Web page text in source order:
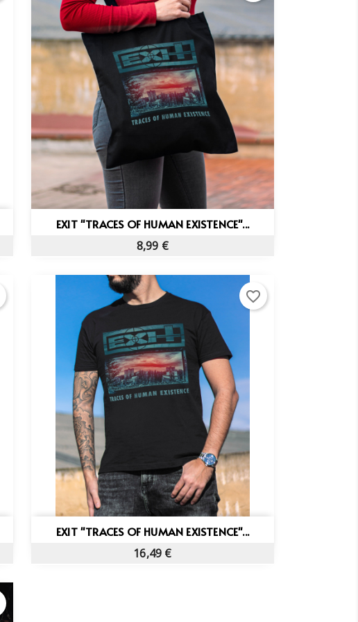
EXIT "TRACES OF HUMAN EXISTENCE"...
8,99 €
Vista rápida
EXIT "TRACES OF HUMAN EXISTENCE"...
16,49 €
Vista rápida
favorite_border